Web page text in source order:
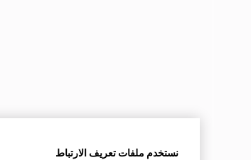
نستخدم ملفات تعريف الارتباط